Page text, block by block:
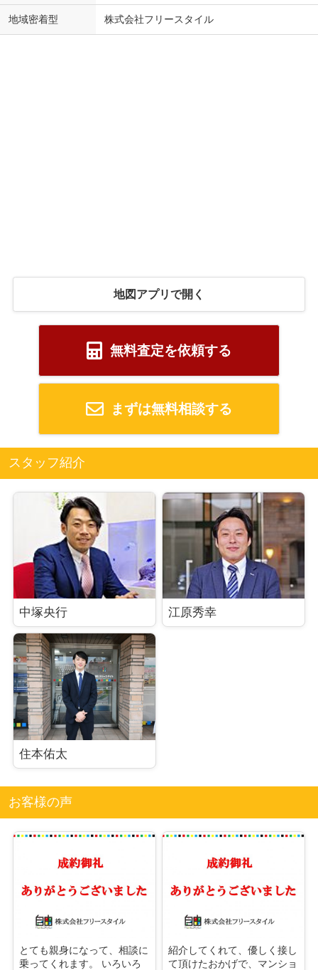
地域密着型 株式会社フリースタイル
地図アプリで開く
無料査定を依頼する
まずは無料相談する
スタッフ紹介
中塚央行 江原秀幸
住本佑太
お客様の声
とても親身になって、相談に
乗ってくれます。 いろいろ
紹介してくれて、優しく接し
て頂けたおかげで、マンショ